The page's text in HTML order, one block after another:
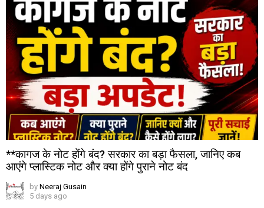
**कागज के नोट होंगे बंद? सरकार का बड़ा फैसला, जानिए कब
आएंगे प्लास्टिक नोट और क्या होंगे पुराने नोट बंद
by Neeraj Gusain
5 days ago